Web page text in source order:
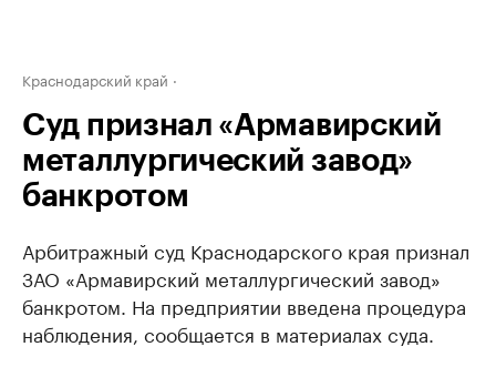
Краснодарский край
Суд признал «Армавирский
металлургический завод»
банкротом
Арбитражный суд Краснодарского края признал
ЗАО «Армавирский металлургический завод»
банкротом. На предприятии введена процедура
наблюдения, сообщается в материалах суда.